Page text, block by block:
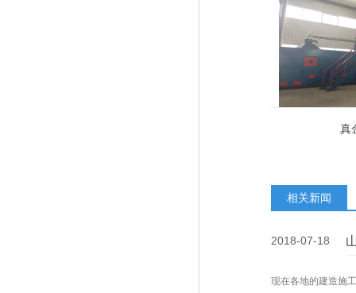
真
相关新闻
2018-07-18
现在各地的建造施